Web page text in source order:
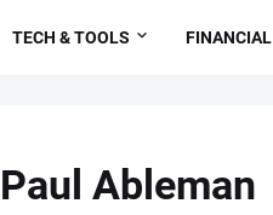
TECH & TOOLS FINANCIAL
Ableman